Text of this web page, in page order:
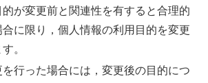
が変更前と関連性を有すると合理的
に限り，個人情報の利用目的を変更
。
行った場合には，変更後の目的につ